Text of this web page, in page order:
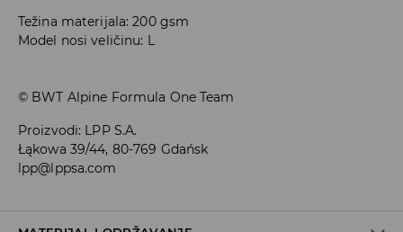
Težina materijala: 200 gsm
Model nosi veličinu: L
© BWT Alpine Formula One Team
Proizvodi: LPP S.A.
Łąkowa 39/44, 80-769 Gdańsk
lpp@lppsa.com